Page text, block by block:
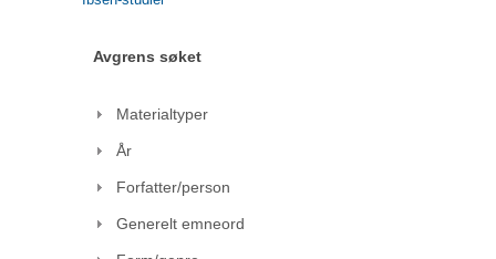
Avgrens søket
Materialtyper
År
Forfatter/person
Generelt emneord